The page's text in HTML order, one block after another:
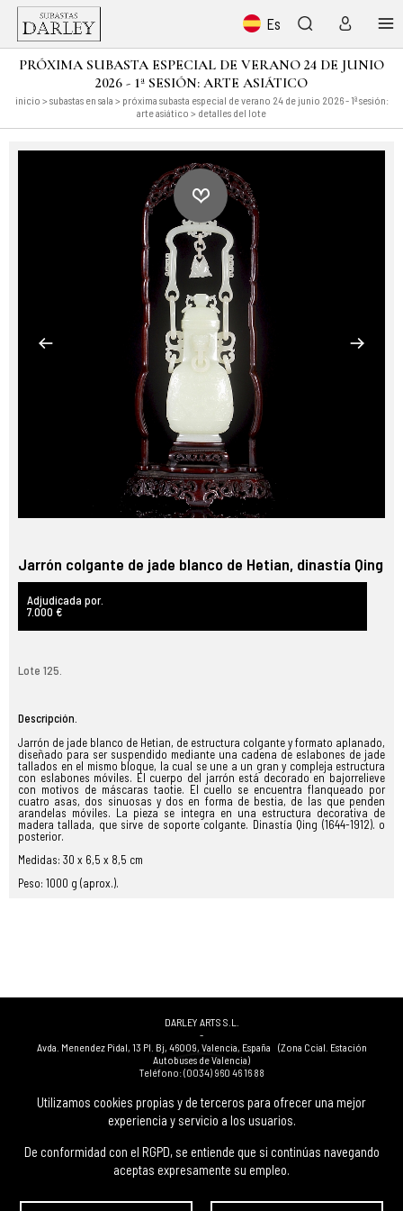
Utilizamos cookies propias y de terceros para ofrecer una mejor
experiencia y servicio a los usuarios.
De conformidad con el RGPD, se entiende que si continúas navegando
aceptas expresamente su empleo.
Es
PRÓXIMA SUBASTA ESPECIAL DE VERANO 24 DE JUNIO
2026 - 1ª SESIÓN: ARTE ASIÁTICO
inicio > subastas en sala > próxima subasta especial de verano 24 de junio 2026 - 1ª sesión:
arte asiático > detalles del lote
Jarrón colgante de jade blanco de Hetian, dinastía Qing
Adjudicada por.
7.000 €
Lote 125.
Descripción.
Jarrón de jade blanco de Hetian, de estructura colgante y formato aplanado,
diseñado para ser suspendido mediante una cadena de eslabones de jade
tallados en el mismo bloque, la cual se une a un gran y compleja estructura
con eslabones móviles. El cuerpo del jarrón está decorado en bajorrelieve
con motivos de máscaras taotie. El cuello se encuentra flanqueado por
cuatro asas, dos sinuosas y dos en forma de bestia, de las que penden
arandelas móviles. La pieza se integra en una estructura decorativa de
madera tallada, que sirve de soporte colgante. Dinastía Qing (1644-1912). o
posterior.
Medidas: 30 x 6,5 x 8,5 cm
Peso: 1000 g (aprox.).
DARLEY ARTS S.L.
-
Avda. Menendez Pidal, 13 Pl. Bj, 46009, Valencia, España (Zona Ccial. Estación
Autobuses de Valencia)
Teléfono:(0034) 960 46 16 88
(0034) 963 40 48 21
-
(0034) 669 53 68 89(solo WhatsApp)
info@subastasdarley.com